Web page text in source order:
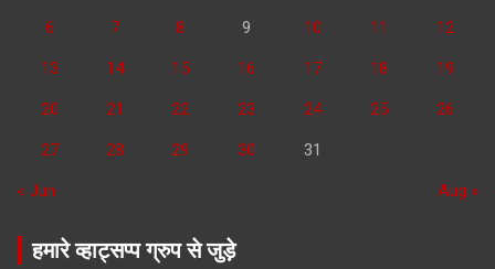
6 7 8 9 10 11 12
13 14 15 16 17 18 19
20 21 22 23 24 25 26
27 28 29 30 31
« Jun Aug »
हमारे व्हाट्सप्प ग्रुप से जुड़े